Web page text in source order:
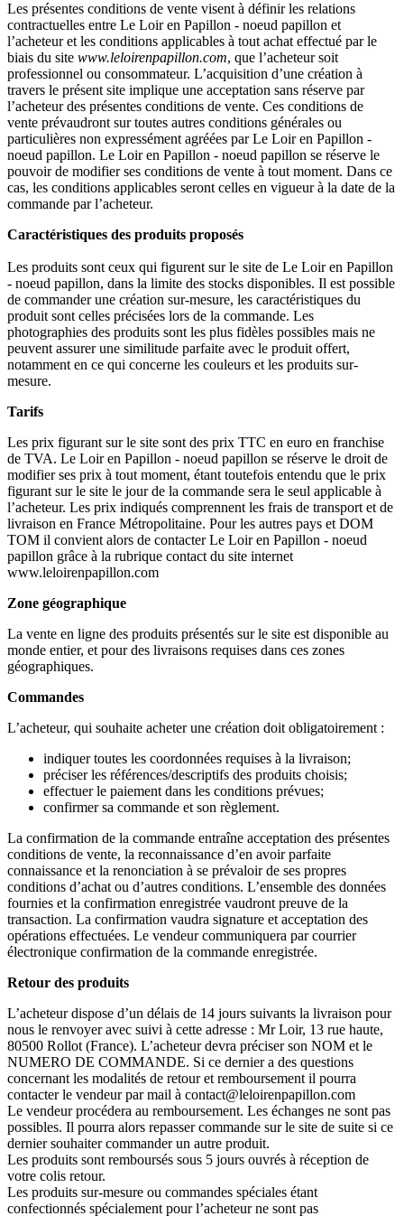
Les présentes conditions de vente visent à définir les relations
contractuelles entre Le Loir en Papillon - noeud papillon et
l’acheteur et les conditions applicables à tout achat effectué par le
biais du site www.leloirenpapillon.com, que l’acheteur soit
professionnel ou consommateur. L’acquisition d’une création à
travers le présent site implique une acceptation sans réserve par
l’acheteur des présentes conditions de vente. Ces conditions de
vente prévaudront sur toutes autres conditions générales ou
particulières non expressément agréées par Le Loir en Papillon -
noeud papillon. Le Loir en Papillon - noeud papillon se réserve le
pouvoir de modifier ses conditions de vente à tout moment. Dans ce
cas, les conditions applicables seront celles en vigueur à la date de la
commande par l’acheteur.
Caractéristiques des produits proposés
Les produits sont ceux qui figurent sur le site de Le Loir en Papillon
- noeud papillon, dans la limite des stocks disponibles. Il est possible
de commander une création sur-mesure, les caractéristiques du
produit sont celles précisées lors de la commande. Les
photographies des produits sont les plus fidèles possibles mais ne
peuvent assurer une similitude parfaite avec le produit offert,
notamment en ce qui concerne les couleurs et les produits sur-
mesure.
Tarifs
Les prix figurant sur le site sont des prix TTC en euro en franchise
de TVA. Le Loir en Papillon - noeud papillon se réserve le droit de
modifier ses prix à tout moment, étant toutefois entendu que le prix
figurant sur le site le jour de la commande sera le seul applicable à
l’acheteur. Les prix indiqués comprennent les frais de transport et de
livraison en France Métropolitaine. Pour les autres pays et DOM
TOM il convient alors de contacter Le Loir en Papillon - noeud
papillon grâce à la rubrique contact du site internet
www.leloirenpapillon.com
Zone géographique
La vente en ligne des produits présentés sur le site est disponible au
monde entier, et pour des livraisons requises dans ces zones
géographiques.
Commandes
L’acheteur, qui souhaite acheter une création doit obligatoirement :
indiquer toutes les coordonnées requises à la livraison;
préciser les références/descriptifs des produits choisis;
effectuer le paiement dans les conditions prévues;
confirmer sa commande et son règlement.
La confirmation de la commande entraîne acceptation des présentes
conditions de vente, la reconnaissance d’en avoir parfaite
connaissance et la renonciation à se prévaloir de ses propres
conditions d’achat ou d’autres conditions. L’ensemble des données
fournies et la confirmation enregistrée vaudront preuve de la
transaction. La confirmation vaudra signature et acceptation des
opérations effectuées. Le vendeur communiquera par courrier
électronique confirmation de la commande enregistrée.
Retour des produits
L’acheteur dispose d’un délais de 14 jours suivants la livraison pour
nous le renvoyer avec suivi à cette adresse : Mr Loir, 13 rue haute,
80500 Rollot (France). L’acheteur devra préciser son NOM et le
NUMERO DE COMMANDE. Si ce dernier a des questions
concernant les modalités de retour et remboursement il pourra
contacter le vendeur par mail à contact@leloirenpapillon.com
Le vendeur procédera au remboursement. Les échanges ne sont pas
possibles. Il pourra alors repasser commande sur le site de suite si ce
dernier souhaiter commander un autre produit.
Les produits sont remboursés sous 5 jours ouvrés à réception de
votre colis retour.
Les produits sur-mesure ou commandes spéciales étant
confectionnés spécialement pour l’acheteur ne sont pas